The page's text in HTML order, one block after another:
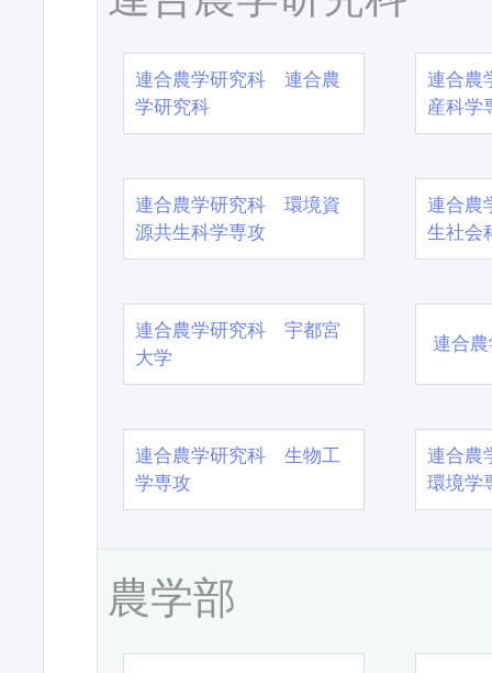
連合農学研究科 連合農
学研究科
連合農
産科学
連合農学研究科 環境資
源共生科学専攻
連合農
生社会
連合農学研究科 宇都宮
大学
連合
連合農学研究科 生物工
学専攻
連合農
環境学
農学部